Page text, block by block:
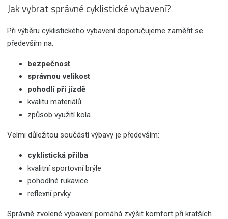
Jak vybrat správné cyklistické vybavení?
Při výběru cyklistického vybavení doporučujeme zaměřit se
především na:
bezpečnost
správnou velikost
pohodlí při jízdě
kvalitu materiálů
způsob využití kola
Velmi důležitou součástí výbavy je především:
cyklistická přilba
kvalitní sportovní brýle
pohodlné rukavice
reflexní prvky
Správně zvolené vybavení pomáhá zvýšit komfort při kratších